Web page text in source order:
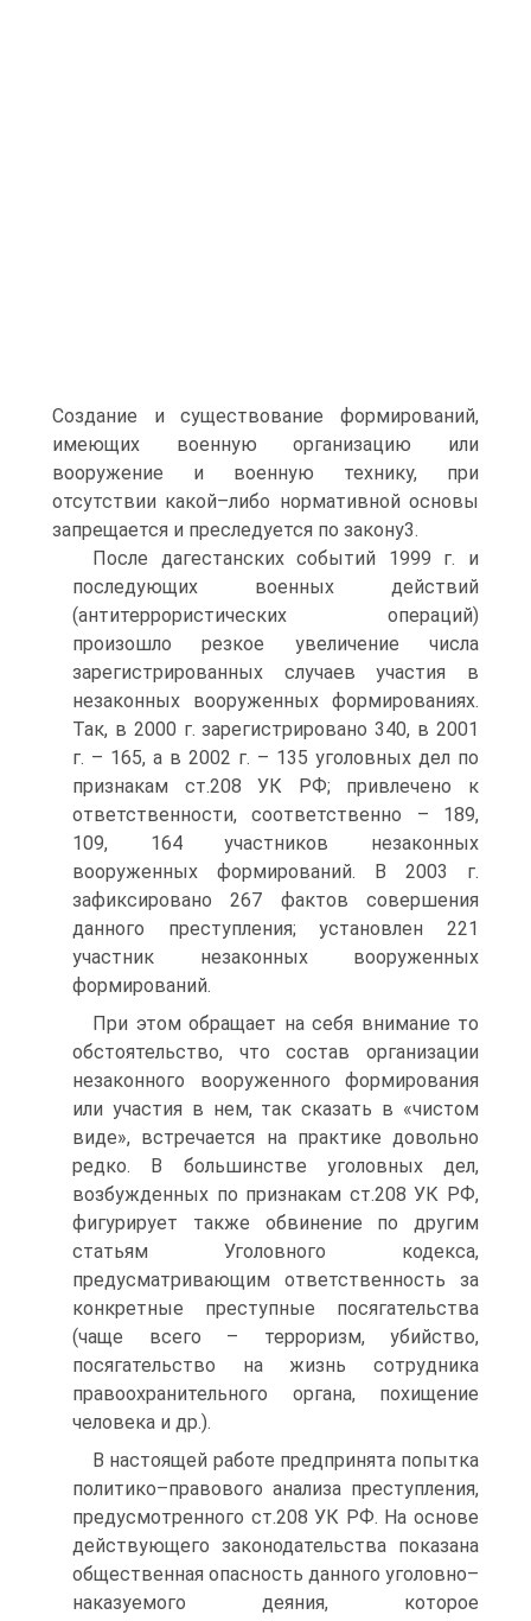
Создание и существование формирований,
имеющих военную организацию или
вооружение и военную технику, при
отсутствии какой–либо нормативной основы
запрещается и преследуется по закону3.
После дагестанских событий 1999 г. и
последующих военных действий
(антитеррористических операций)
произошло резкое увеличение числа
зарегистрированных случаев участия в
незаконных вооруженных формированиях.
Так, в 2000 г. зарегистрировано 340, в 2001
г. – 165, а в 2002 г. – 135 уголовных дел по
признакам ст.208 УК РФ; привлечено к
ответственности, соответственно – 189,
109, 164 участников незаконных
вооруженных формирований. В 2003 г.
зафиксировано 267 фактов совершения
данного преступления; установлен 221
участник незаконных вооруженных
формирований.
При этом обращает на себя внимание то
обстоятельство, что состав организации
незаконного вооруженного формирования
или участия в нем, так сказать в «чистом
виде», встречается на практике довольно
редко. В большинстве уголовных дел,
возбужденных по признакам ст.208 УК РФ,
фигурирует также обвинение по другим
статьям Уголовного кодекса,
предусматривающим ответственность за
конкретные преступные посягательства
(чаще всего – терроризм, убийство,
посягательство на жизнь сотрудника
правоохранительного органа, похищение
человека и др.).
В настоящей работе предпринята попытка
политико–правового анализа преступления,
предусмотренного ст.208 УК РФ. На основе
действующего законодательства показана
общественная опасность данного уголовно–
наказуемого деяния, которое